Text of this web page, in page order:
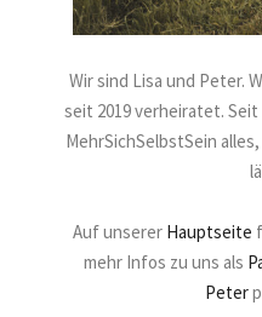
Wir sind Lisa und Peter.
seit 2019 verheiratet.
MehrSichSelbstSein
Auf unserer Hauptseite
mehr Infos zu uns als
Peter